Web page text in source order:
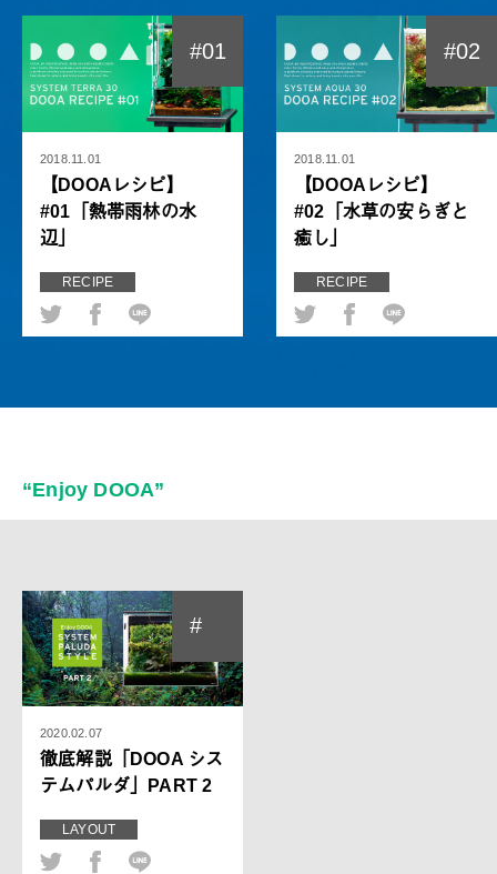
#01
2018.11.01
【DOOAレシピ】
#01「熱帯雨林の水
辺」
RECIPE
#02
2018.11.01
【DOOAレシピ】
#02「水草の安らぎと
癒し」
RECIPE
“Enjoy DOOA”
#
2020.02.07
徹底解説「DOOA シス
テムパルダ」PART 2
LAYOUT